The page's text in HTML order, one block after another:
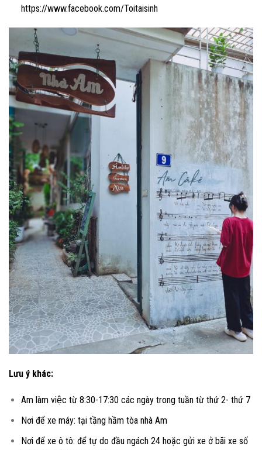
https://www.facebook.com/Toitaisinh
Lưu ý khác:
Am làm việc từ 8:30-17:30 các ngày trong tuần từ thứ 2- thứ 7
Nơi để xe máy: tại tầng hầm tòa nhà Am
Nơi để xe ô tô: để tự do đầu ngách 24 hoặc gửi xe ở bãi xe số